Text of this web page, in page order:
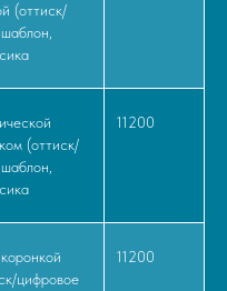
(оттиск/
(оттиск/
11200
цифровое
11200